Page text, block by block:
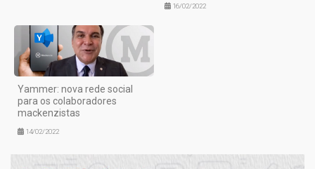
16/02/2022
Yammer: nova rede social
para os colaboradores
mackenzistas
14/02/2022